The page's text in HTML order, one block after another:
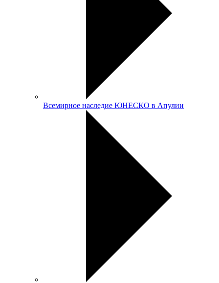
Всемирное наследие ЮНЕСКО в Апулии